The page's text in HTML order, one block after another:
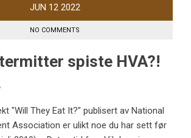
JUN 12 2022
NO COMMENTS
spiste HVA?!
"Will They Eat It?" publisert av National
Association er ulikt noe du har sett før